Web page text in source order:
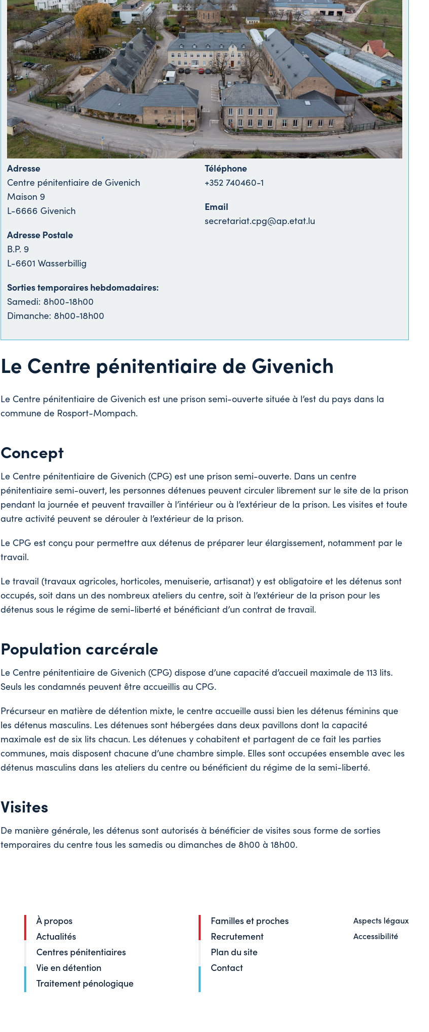
Adresse
Centre pénitentiaire de Givenich
Maison 9
L-6666 Givenich
Adresse Postale
B.P. 9
L-6601 Wasserbillig
Sorties temporaires hebdomadaires:
Samedi: 8h00-18h00
Dimanche: 8h00-18h00
Téléphone
+352 740460-1
Email
secretariat.cpg@ap.etat.lu
Le Centre pénitentiaire de Givenich
Le Centre pénitentiaire de Givenich est une prison semi-ouverte située à l’est du pays dans la
commune de Rosport-Mompach.
Concept
Le Centre pénitentiaire de Givenich (CPG) est une prison semi-ouverte. Dans un centre
pénitentiaire semi-ouvert, les personnes détenues peuvent circuler librement sur le site de la prison
pendant la journée et peuvent travailler à l’intérieur ou à l’extérieur de la prison. Les visites et toute
autre activité peuvent se dérouler à l’extérieur de la prison.
Le CPG est conçu pour permettre aux détenus de préparer leur élargissement, notamment par le
travail.
Le travail (travaux agricoles, horticoles, menuiserie, artisanat) y est obligatoire et les détenus sont
occupés, soit dans un des nombreux ateliers du centre, soit à l’extérieur de la prison pour les
détenus sous le régime de semi-liberté et bénéficiant d’un contrat de travail.
Population carcérale
Le Centre pénitentiaire de Givenich (CPG) dispose d’une capacité d’accueil maximale de 113 lits.
Seuls les condamnés peuvent être accueillis au CPG.
Précurseur en matière de détention mixte, le centre accueille aussi bien les détenus féminins que
les détenus masculins. Les détenues sont hébergées dans deux pavillons dont la capacité
maximale est de six lits chacun. Les détenues y cohabitent et partagent de ce fait les parties
communes, mais disposent chacune d’une chambre simple. Elles sont occupées ensemble avec les
détenus masculins dans les ateliers du centre ou bénéficient du régime de la semi-liberté.
Visites
De manière générale, les détenus sont autorisés à bénéficier de visites sous forme de sorties
temporaires du centre tous les samedis ou dimanches de 8h00 à 18h00.
À propos
Actualités
Centres pénitentiaires
Vie en détention
Traitement pénologique
Familles et proches
Recrutement
Plan du site
Contact
Aspects légaux
Accessibilité